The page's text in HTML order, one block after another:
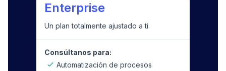
Enterprise
Un plan totalmente ajustado a ti.
Consúltanos para:
Automatización de procesos